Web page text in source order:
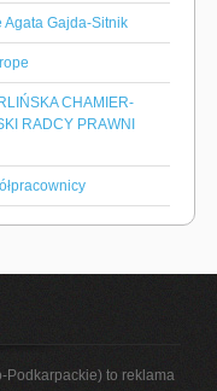
Agata Gajda-Sitnik
CHAMIER-
RADCY PRAWNI
Podkarpackie) to reklama